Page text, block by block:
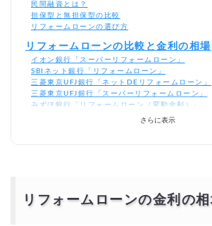
民間融資とは？
担保型と無担保型の比較
リフォームローンの選び方
リフォームローンの比較と金利の相場
イオン銀行「スーパーリフォームローン」
SBIネット銀行「リフォームローン」
三菱東京UFJ銀行「ネットDEリフォームローン」
三菱東京UFJ銀行「スーパーリフォームローン」
みずほ銀行「リフォームローン（変動金利）」
みずほ銀行「リフォームローン（固定金利：10年
さらに表示
リフォームローンの金利の